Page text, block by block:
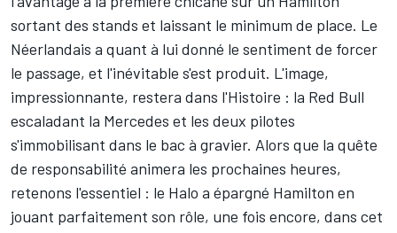
sortant des stands et laissant le minimum de place. Le
Néerlandais a quant à lui donné le sentiment de forcer
le passage, et l'inévitable s'est produit. L'image,
impressionnante, restera dans l'Histoire : la Red Bull
escaladant la Mercedes et les deux pilotes
s'immobilisant dans le bac à gravier. Alors que la quête
de responsabilité animera les prochaines heures,
retenons l'essentiel : le Halo a épargné Hamilton en
jouant parfaitement son rôle, une fois encore, dans cet